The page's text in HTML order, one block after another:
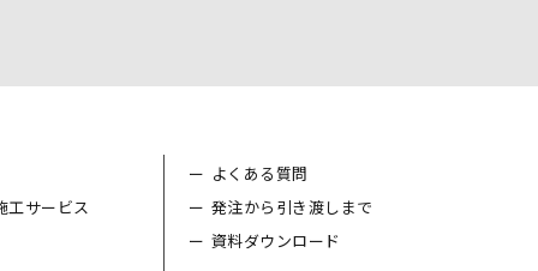
工サービス
よくある質問
発注から引き渡しまで
資料ダウンロード